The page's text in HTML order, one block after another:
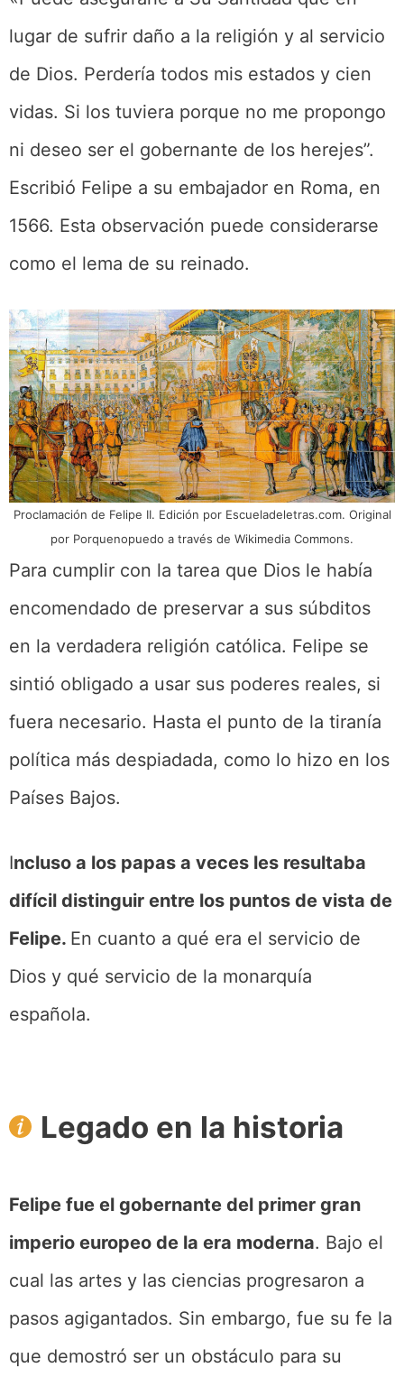
lugar de sufrir daño a la religión y al servicio
de Dios. Perdería todos mis estados y cien
vidas. Si los tuviera porque no me propongo
ni deseo ser el gobernante de los herejes”.
Escribió Felipe a su embajador en Roma, en
1566. Esta observación puede considerarse
como el lema de su reinado.
Proclamación de Felipe II. Edición por Escueladeletras.com. Original
por Porquenopuedo a través de Wikimedia Commons.
Para cumplir con la tarea que Dios le había
encomendado de preservar a sus súbditos
en la verdadera religión católica. Felipe se
sintió obligado a usar sus poderes reales, si
fuera necesario. Hasta el punto de la tiranía
política más despiadada, como lo hizo en los
Países Bajos.
Incluso a los papas a veces les resultaba
difícil distinguir entre los puntos de vista de
Felipe. En cuanto a qué era el servicio de
Dios y qué servicio de la monarquía
española.
Legado en la historia
Felipe fue el gobernante del primer gran
imperio europeo de la era moderna. Bajo el
cual las artes y las ciencias progresaron a
pasos agigantados. Sin embargo, fue su fe la
que demostró ser un obstáculo para su